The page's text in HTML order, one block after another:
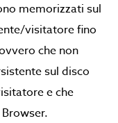
memorizzati sul
visitatore fino
che non
sul disco
e che